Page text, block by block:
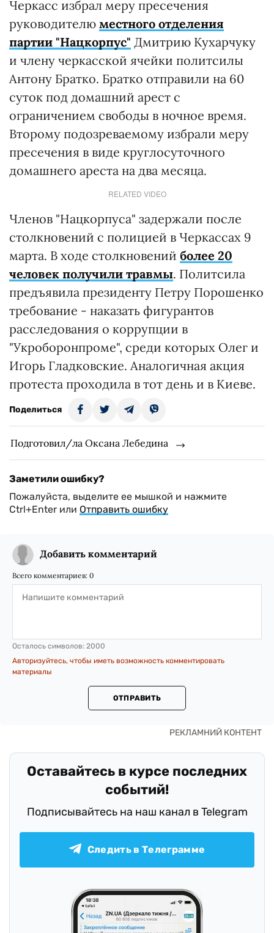
Черкасс избрал меру пресечения
руководителю местного отделения
партии "Нацкорпус" Дмитрию Кухарчуку
и члену черкасской ячейки политсилы
Антону Братко. Братко отправили на 60
суток под домашний арест с
ограничением свободы в ночное время.
Второму подозреваемому избрали меру
пресечения в виде круглосуточного
домашнего ареста на два месяца.
RELATED VIDEO
Членов "Нацкорпуса" задержали после
столкновений с полицией в Черкассах 9
марта. В ходе столкновений более 20
человек получили травмы. Политсила
предъявила президенту Петру Порошенко
требование - наказать фигурантов
расследования о коррупции в
"Укроборонпроме", среди которых Олег и
Игорь Гладковские. Аналогичная акция
протеста проходила в тот день и в Киеве.
Поделиться
Подготовил/ла Оксана Лебедина
Заметили ошибку?
Пожалуйста, выделите ее мышкой и нажмите
Ctrl+Enter или Отправить ошибку
Добавить комментарий
Всего комментариев: 0
Осталось символов: 2000
Авторизуйтесь, чтобы иметь возможность комментировать
материалы
ОТПРАВИТЬ
Оставайтесь в курсе последних
событий!
Подписывайтесь на наш канал в Telegram
Следить в Телеграмме